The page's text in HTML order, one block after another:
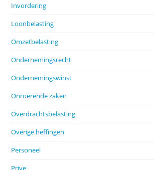
Invordering
Loonbelasting
Omzetbelasting
Ondernemingsrecht
Ondernemingswinst
Onroerende zaken
Overdrachtsbelasting
Overige heffingen
Personeel
Prive